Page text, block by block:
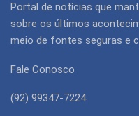
Portal de notícias que
sobre os últimos
meio de fontes seguras e
Fale Conosco
(92) 99347-7224